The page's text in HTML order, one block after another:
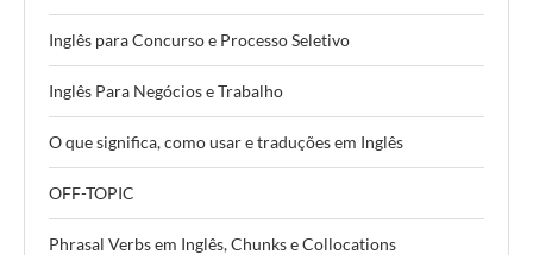
Inglês para Concurso e Processo Seletivo
Inglês Para Negócios e Trabalho
O que significa, como usar e traduções em Inglês
OFF-TOPIC
Phrasal Verbs em Inglês, Chunks e Collocations